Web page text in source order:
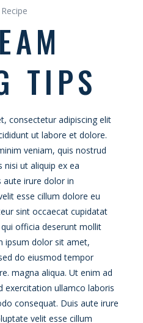
Recipe
TIPS
consectetur adipiscing elit
ut labore et dolore.
veniam, quis nostrud
ut aliquip ex ea
irure dolor in
esse cillum dolore eu
sint occaecat cupidatat
officia deserunt mollit
ipsum dolor sit amet,
do eiusmod tempor
magna aliqua. Ut enim ad
exercitation ullamco laboris
consequat. Duis aute irure
velit esse cillum